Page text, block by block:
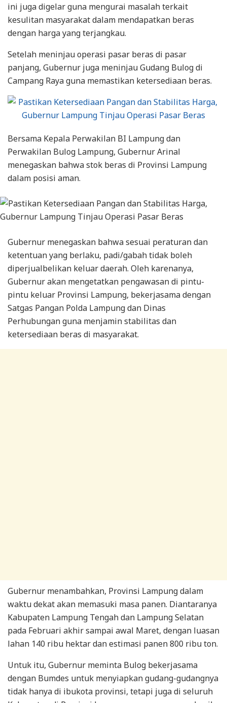
ini juga digelar guna mengurai masalah terkait
kesulitan masyarakat dalam mendapatkan beras
dengan harga yang terjangkau.
Setelah meninjau operasi pasar beras di pasar
panjang, Gubernur juga meninjau Gudang Bulog di
Campang Raya guna memastikan ketersediaan beras.
Bersama Kepala Perwakilan BI Lampung dan
Perwakilan Bulog Lampung, Gubernur Arinal
menegaskan bahwa stok beras di Provinsi Lampung
dalam posisi aman.
Gubernur menegaskan bahwa sesuai peraturan dan
ketentuan yang berlaku, padi/gabah tidak boleh
diperjualbelikan keluar daerah. Oleh karenanya,
Gubernur akan mengetatkan pengawasan di pintu-
pintu keluar Provinsi Lampung, bekerjasama dengan
Satgas Pangan Polda Lampung dan Dinas
Perhubungan guna menjamin stabilitas dan
ketersediaan beras di masyarakat.
Gubernur menambahkan, Provinsi Lampung dalam
waktu dekat akan memasuki masa panen. Diantaranya
Kabupaten Lampung Tengah dan Lampung Selatan
pada Februari akhir sampai awal Maret, dengan luasan
lahan 140 ribu hektar dan estimasi panen 800 ribu ton.
Untuk itu, Gubernur meminta Bulog bekerjasama
dengan Bumdes untuk menyiapkan gudang-gudangnya
tidak hanya di ibukota provinsi, tetapi juga di seluruh